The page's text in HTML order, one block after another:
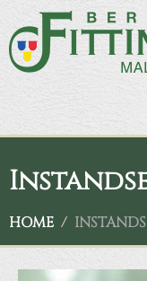
HOME